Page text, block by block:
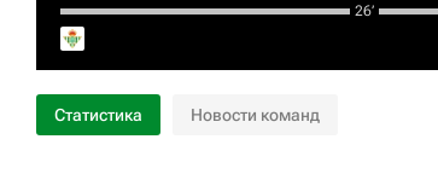
26‎’‎
Статистика Новости команд